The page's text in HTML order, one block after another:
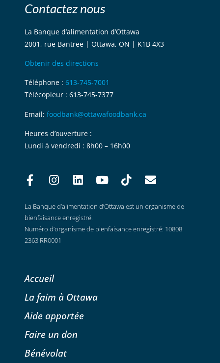
Contactez nous
La Banque d’alimentation d’Ottawa
2001, rue Bantree | Ottawa, ON | K1B 4X3
Obtenir des directions
Téléphone : 613-745-7001
Télécopieur : 613-745-7377
Email: foodbank@ottawafoodbank.ca
Heures d’ouverture :
Lundi à vendredi : 8h00 – 16h00
La Banque d’alimentation d’Ottawa est un organisme de
bienfaisance enregistré.
Numéro d’organisme de bienfaisance enregistré: 10808
2363 RR0001
Accueil
La faim à Ottawa
Aide apportée
Faire un don
Bénévolat